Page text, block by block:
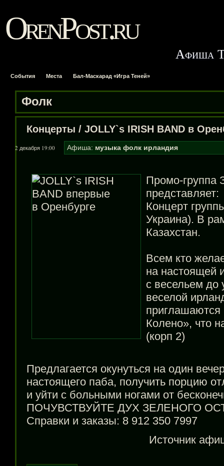
OrenPost.ru
Афиша
События Места Бал-Маскарад «Игра Теней»
Фолк
Концерты / JOLLY`s IRISH BAND в
2 декабря 19:00 Афиша: музыка фолк ирландия
Промо-группа
представляет:
Концерт
Украина). В
Казахстан.
Всем кто
на настоящей
с весельем до
веселой
Колено», что
(корп 2)
Предлагается окунуться на один
настоящего паба, получить порцию
и уйти с больными ногами от
ПОЧУВСТВУЙТЕ ДУХ ЗЕЛЕНОГО
Справки и заказы: 8 912 350 7997
Источник